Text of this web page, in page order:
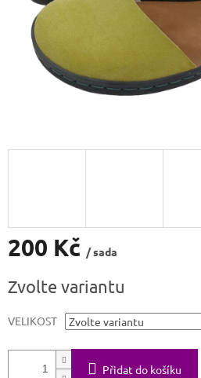
200 Kč / sada
cena:
Zvolte variantu
VELIKOST
Přidat do košíku